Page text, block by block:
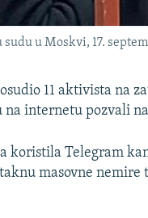
u Moskvi, 17.
11 aktivista na
na internetu pozvali
koristila Telegram
masovne